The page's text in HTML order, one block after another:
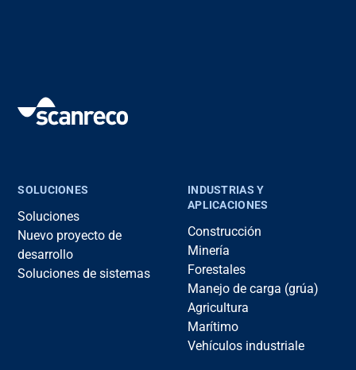
SOLUCIONES
Soluciones
Nuevo proyecto de
desarrollo
Soluciones de sistemas
INDUSTRIAS Y
APLICACIONES
Construcción
Minería
Forestales
Manejo de carga (grúa)
Agricultura
Marítimo
Vehículos industriale